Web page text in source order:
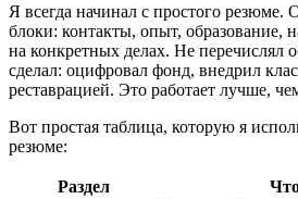
Я всегда начинал с простого резюме.
блоки: контакты, опыт, образование,
на конкретных делах. Не перечислял
сделал: оцифровал фонд, внедрил
реставрацией. Это работает лучше,
Вот простая таблица, которую я
резюме:
Раздел